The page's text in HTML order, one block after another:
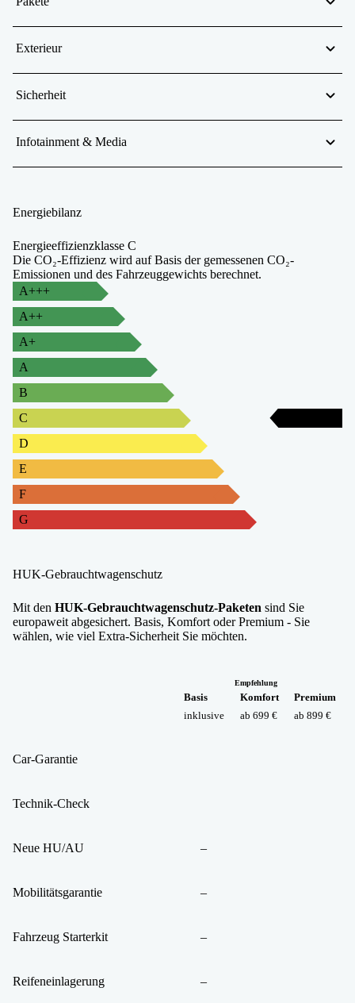
Exterieur
Sicherheit
Infotainment & Media
Energiebilanz
A+++
A++
A+
A
B
C
D
E
F
G
Energieeffizienzklasse C
Die CO₂-Effizienz wird auf Basis der gemessenen CO₂-
Emissionen und des Fahrzeuggewichts berechnet.
HUK-Gebrauchtwagenschutz
Mit den HUK-Gebrauchtwagenschutz-Paketen sind Sie
europaweit abgesichert. Basis, Komfort oder Premium - Sie
wählen, wie viel Extra-Sicherheit Sie möchten.
Basis
inklusive
Empfehlung
Komfort
ab 699 €
Premium
ab 899 €
Car-Garantie
Technik-Check
Neue HU/AU –
Mobilitätsgarantie –
Fahrzeug Starterkit –
Reifeneinlagerung –